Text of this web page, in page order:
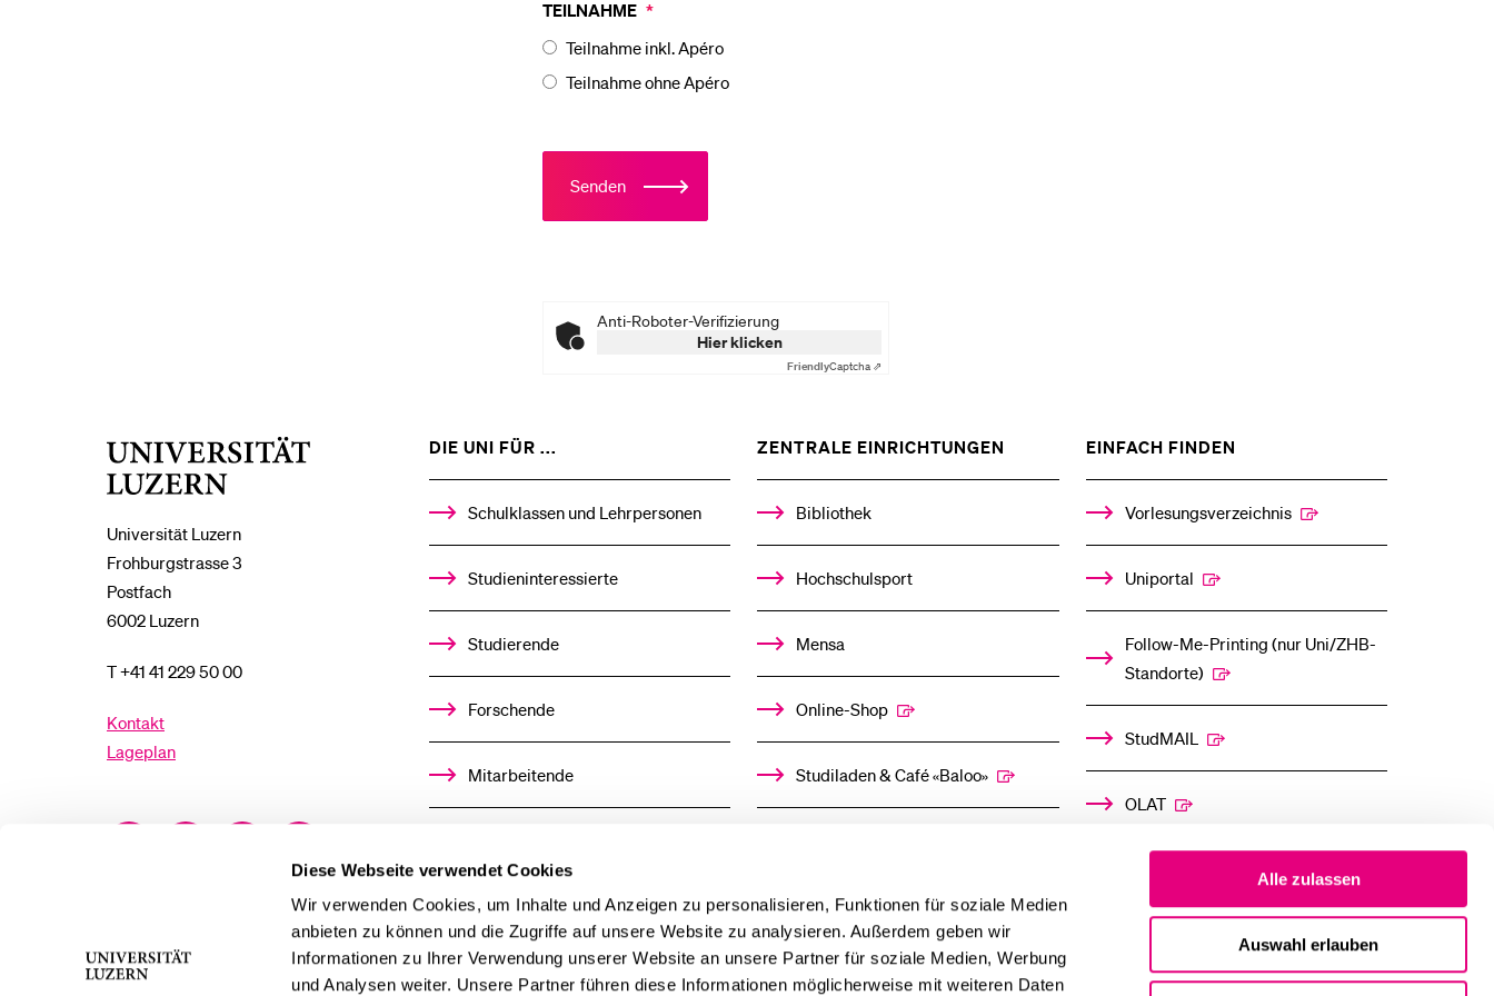
Diese Webseite verwendet Cookies
Wir verwenden Cookies, um Inhalte und Anzeigen zu personalisieren, Funktionen für soziale Medien
anbieten zu können und die Zugriffe auf unsere Website zu analysieren. Außerdem geben wir
Informationen zu Ihrer Verwendung unserer Website an unsere Partner für soziale Medien, Werbung
und Analysen weiter. Unsere Partner führen diese Informationen möglicherweise mit weiteren Daten
Alle zulassen
Auswahl erlauben
TEILNAHME *
Teilnahme inkl. Apéro
Teilnahme ohne Apéro
Senden
Anti-Roboter-Verifizierung
Hier klicken
FriendlyCaptcha ⇗
Universität Luzern
Frohburgstrasse 3
Postfach
6002 Luzern
T +41 41 229 50 00
Kontakt
Lageplan
DIE UNI FÜR ...
%1$S
UNTERMENÜ
Schulklassen und Lehrpersonen
Studieninteressierte
Studierende
Forschende
Mitarbeitende
Stellensuchende
Förderer
ZENTRALE EINRICHTUNGEN
%1$S
UNTERMENÜ
Bibliothek
Hochschulsport
Mensa
Online-Shop
Studiladen & Café «Baloo»
EINFACH FINDEN
%1$S
UNTERMENÜ
Vorlesungsverzeichnis
Uniportal
Follow-Me-Printing­ ­(nur Uni/ZHB-
Standorte)
StudMAIL
OLAT
Medien